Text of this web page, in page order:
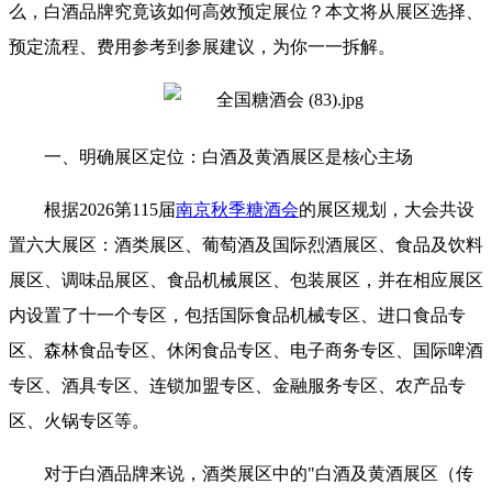
么，白酒品牌究竟该如何高效预定展位？本文将从展区选择、
预定流程、费用参考到参展建议，为你一一拆解。
一、明确展区定位：白酒及黄酒展区是核心主场
根据2026第115届南京秋季糖酒会的展区规划，大会共设
置六大展区：酒类展区、葡萄酒及国际烈酒展区、食品及饮料
展区、调味品展区、食品机械展区、包装展区，并在相应展区
内设置了十一个专区，包括国际食品机械专区、进口食品专
区、森林食品专区、休闲食品专区、电子商务专区、国际啤酒
专区、酒具专区、连锁加盟专区、金融服务专区、农产品专
区、火锅专区等。
对于白酒品牌来说，酒类展区中的"白酒及黄酒展区（传